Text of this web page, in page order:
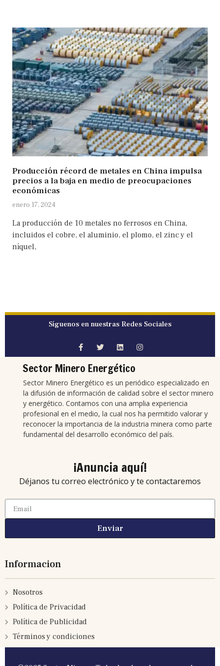
Producción récord de metales en China impulsa
precios a la baja en medio de preocupaciones
económicas
enero 17, 2024
La producción de 10 metales no ferrosos en China,
incluidos el cobre, el aluminio, el plomo, el zinc y el
níquel,
Síguenos en nuestras Redes Sociales
Sector Minero Energético
Sector Minero Energético es un periódico especializado en
la difusión de información de calidad sobre el sector minero
y energético. Contamos con una amplia experiencia
profesional en el medio, la cual nos ha permitido valorar y
reconocer la importancia de la industria minera como parte
fundamental del desarrollo económico del país.
¡Anuncia aquí!
Déjanos tu correo electrónico y te contactaremos
Enviar
Informacion
Nosotros
Política de Privacidad
Política de Publicidad
Términos y condiciones